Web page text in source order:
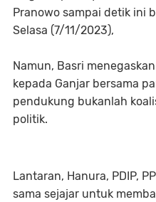
Pranowo sampai detik ini
Selasa (7/11/2023),
Namun, Basri
kepada Ganjar bersama
pendukung bukanlah
politik.
Lantaran, Hanura, PDIP,
sama sejajar untuk